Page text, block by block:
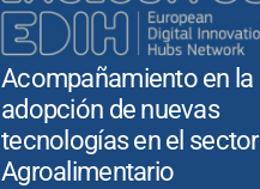
Acompañamiento en la
adopción de nuevas
tecnologías en el sector
Agroalimentario